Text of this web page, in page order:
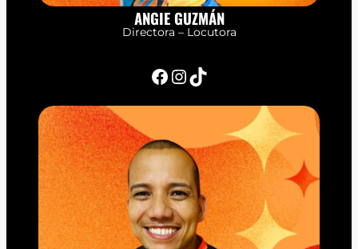
ANGIE GUZMÁN
Directora – Locutora
Facebook InstagramTikTok